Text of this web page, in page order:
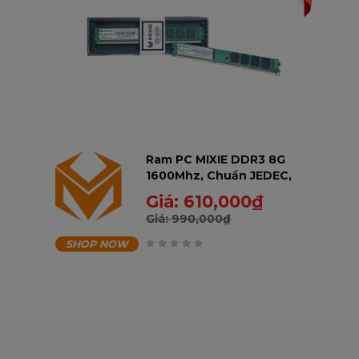
kg
Ram PC MIXIE DDR3 8G
1600Mhz, Chuẩn JEDEC,
Không tản, Bảo hành 36
tháng - 8GD31600-U
Giá: 610,000₫
Giá:990,000₫
SHOP NOW